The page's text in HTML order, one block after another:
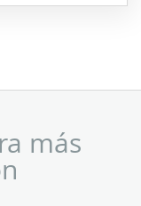
más